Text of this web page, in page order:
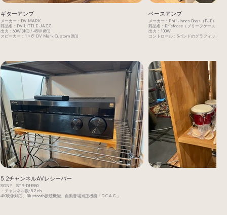
ギターアンプ
メーカー：DV MARK
商品名：DV LITTLE JAZZ
出力：60W (4Ω) / 45W (8Ω)
スピーカー：1 × 8” DV Mark Custom (8Ω)
ベースアンプ
メーカー：Phil Jones Bass（PJB）
商品名：Briefcase（ブリーフケース）
出力：100W
コントロール：5バンドのグラフィックイ
5.2チャンネルAVレシーバー
SONY STR-DH550
・チャンネル数: 5.2 ch
4K映像対応、Bluetooth接続機能、自動音場補正機能「D.C.A.C.」